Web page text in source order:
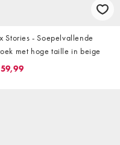
Stories - Soepelvallende
met hoge taille in beige